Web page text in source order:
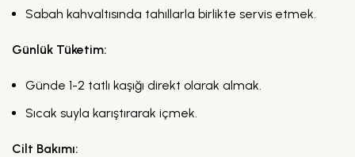
Sabah kahvaltısında tahıllarla birlikte servis etmek.
Günlük Tüketim:
Günde 1-2 tatlı kaşığı direkt olarak almak.
Sıcak suyla karıştırarak içmek.
Cilt Bakımı: